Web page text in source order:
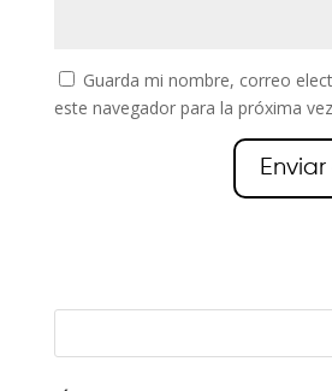
Guarda mi nombre, correo
este navegador para la próxima